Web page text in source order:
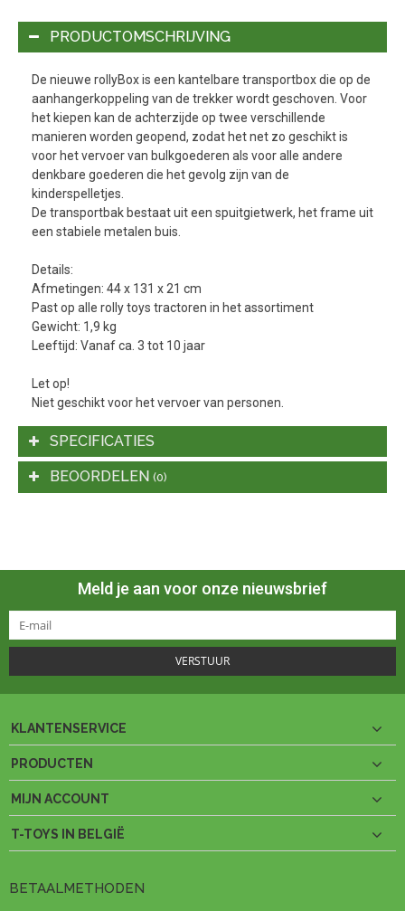
PRODUCTOMSCHRIJVING
De nieuwe rollyBox is een kantelbare transportbox die op de
aanhangerkoppeling van de trekker wordt geschoven. Voor
het kiepen kan de achterzijde op twee verschillende
manieren worden geopend, zodat het net zo geschikt is
voor het vervoer van bulkgoederen als voor alle andere
denkbare goederen die het gevolg zijn van de
kinderspelletjes.
De transportbak bestaat uit een spuitgietwerk, het frame uit
een stabiele metalen buis.
Details:
Afmetingen: 44 x 131 x 21 cm
Past op alle rolly toys tractoren in het assortiment
Gewicht: 1,9 kg
Leeftijd: Vanaf ca. 3 tot 10 jaar
Let op!
Niet geschikt voor het vervoer van personen.
SPECIFICATIES
BEOORDELEN (0)
Meld je aan voor onze nieuwsbrief
VERSTUUR
KLANTENSERVICE
PRODUCTEN
MIJN ACCOUNT
T-TOYS IN BELGIË
BETAALMETHODEN